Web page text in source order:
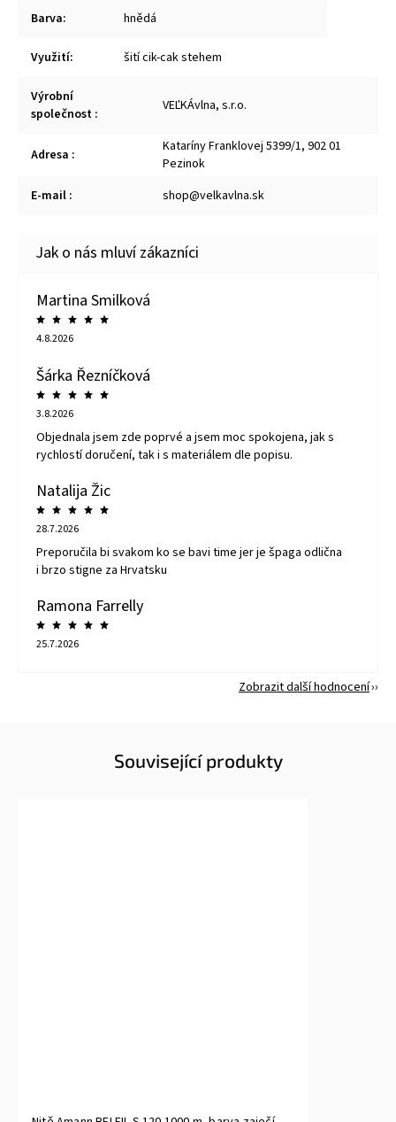
Barva: hnědá
Využití: šití cik-cak stehem
Výrobní
společnost : VEĽKÁvlna, s.r.o.
Adresa :
Kataríny Franklovej 5399/1, 902 01
Pezinok
E-mail : shop@velkavlna.sk
Martina Smilková
4.8.2026
Šárka Řezníčková
3.8.2026
Objednala jsem zde poprvé a jsem moc spokojena, jak s
rychlostí doručení, tak i s materiálem dle popisu.
Natalija Žic
28.7.2026
Preporučila bi svakom ko se bavi time jer je špaga odlična
i brzo stigne za Hrvatsku
Ramona Farrelly
25.7.2026
Zobrazit další hodnocení
Související produkty